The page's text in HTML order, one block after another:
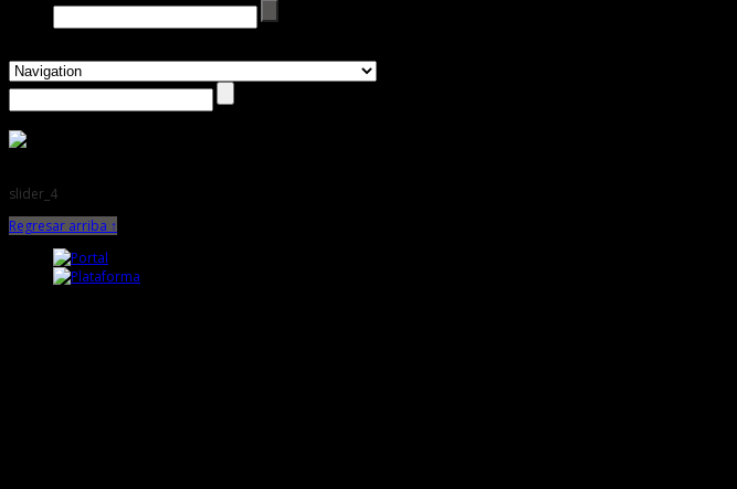
slider_4
Regresar arriba ↑